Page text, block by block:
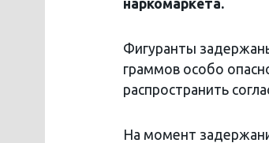
наркомаркета.
Фигуранты
граммов особо
распространить
На момент